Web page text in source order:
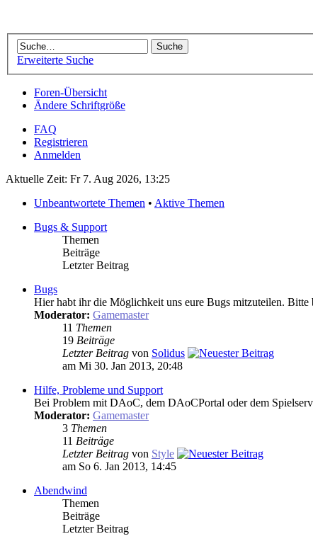
Erweiterte Suche
Foren-Übersicht
Ändere Schriftgröße
FAQ
Registrieren
Anmelden
Aktuelle Zeit: Fr 7. Aug 2026, 13:25
Unbeantwortete Themen • Aktive Themen
Bugs & Support
Themen
Beiträge
Letzter Beitrag
Bugs
Hier habt ihr die Möglichkeit uns eure Bugs mitzuteilen.
Moderator: Gamemaster
11 Themen
19 Beiträge
Letzter Beitrag von Solidus
am Mi 30. Jan 2013, 20:48
Hilfe, Probleme und Support
Bei Problem mit DAoC, dem DAoCPortal oder dem
Moderator: Gamemaster
3 Themen
11 Beiträge
Letzter Beitrag von Style
am So 6. Jan 2013, 14:45
Abendwind
Themen
Beiträge
Letzter Beitrag